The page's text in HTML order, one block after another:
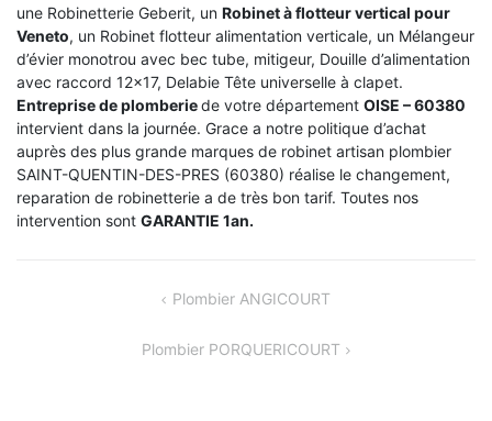
une Robinetterie Geberit, un Robinet à flotteur vertical pour
Veneto, un Robinet flotteur alimentation verticale, un Mélangeur
d’évier monotrou avec bec tube, mitigeur, Douille d’alimentation
avec raccord 12×17, Delabie Tête universelle à clapet.
Entreprise de plomberiede votre département OISE – 60380
intervient dans la journée. Grace a notre politique d’achat
auprès des plus grande marques de robinet artisan plombier
SAINT-QUENTIN-DES-PRES (60380) réalise le changement,
reparation de robinetterie a de très bon tarif. Toutes nos
intervention sont GARANTIE 1an.
Plombier ANGICOURT
Plombier PORQUERICOURT